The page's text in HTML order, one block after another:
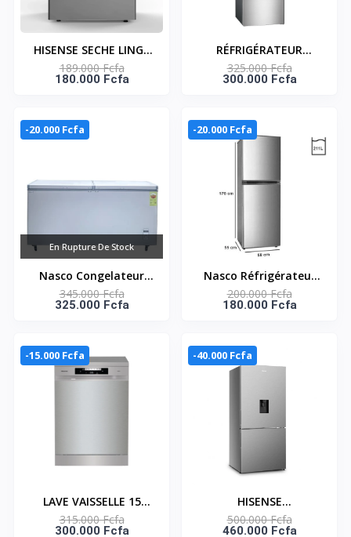
HISENSE SECHE LINGE
8KG FRONTAL A
VENTILATEUR GRIS -
189.000 Fcfa
180.000 Fcfa
RÉFRIGÉRATEUR
COMBINÉ 317 LITRES
NET – HNASFN2-40
325.000 Fcfa
300.000 Fcfa
-20.000 Fcfa
En Rupture De Stock
Nasco Congelateur
Horizontal - NAS-
800FL-DD-DS - Dark
Paniers - 525Lt Net -
220-240V
345.000 Fcfa
325.000 Fcfa
-20.000 Fcfa
Nasco Réfrigérateur
Combiné Avec Clé -
KNASD2-400 - 211
200.000 Fcfa
180.000 Fcfa
-15.000 Fcfa
LAVE VAISSELLE 15
COUVERTS A++ 3
315.000 Fcfa
300.000 Fcfa
-40.000 Fcfa
HISENSE
RÉFRIGÉRATEUR
500.000 Fcfa
460.000 Fcfa